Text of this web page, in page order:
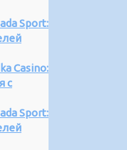
Sport:
Casino:
с
Sport: